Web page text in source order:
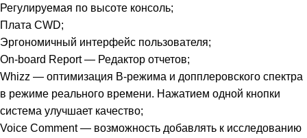
Регулируемая по высоте консоль;
Плата CWD;
Эргономичный интерфейс пользователя;
On-board Report — Редактор отчетов;
Whizz — оптимизация B-режима и допплеровского спектра
в режиме реального времени. Нажатием одной кнопки
система улучшает качество;
Voice Comment — возможность добавлять к исследованию